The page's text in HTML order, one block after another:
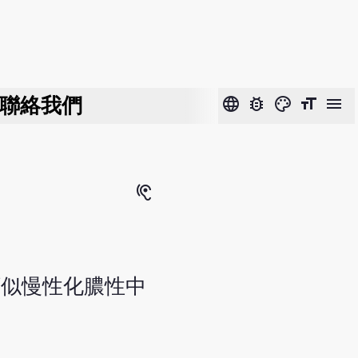
聯絡我們 language bug_report color_lens format_size menu
hearing
慢性化膿性中